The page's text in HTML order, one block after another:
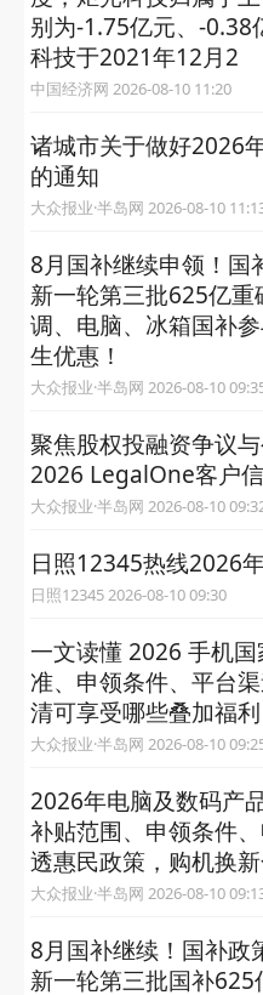
别为-1.75亿元、-0.38
科技于2021年12月2
中国经济网 2026-08-10 11:20
诸城市关于做好2026
的通知
大众报业·半岛网 2026-08-10
8月国补继续申领！国
新一轮第三批625亿
调、电脑、冰箱国补
生优惠！
大众报业·半岛网 2026-08-10
聚焦股权投融资争议
2026 LegalOne客户
大众报业·半岛网 2026-08-10
日照12345热线2026
日照12345 2026-08-10 09:30
一文读懂 2026 手机
准、申领条件、平台
清可享受哪些叠加福利
大众报业·半岛网 2026-08-10
2026年电脑及数码产
补贴范围、申领条件
透惠民政策，购机换
大众报业·半岛网 2026-08-10
8月国补继续！国补政
新一轮第三批国补